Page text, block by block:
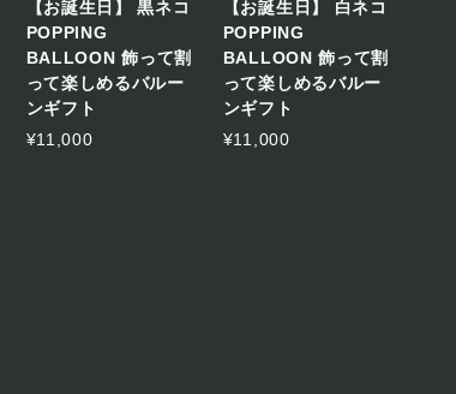
【お誕生日】 黒ネコ
POPPING
BALLOON 飾って割
って楽しめるバルー
ンギフト
¥11,000
【お誕生日】 白ネコ
POPPING
BALLOON 飾って割
って楽しめるバルー
ンギフト
¥11,000